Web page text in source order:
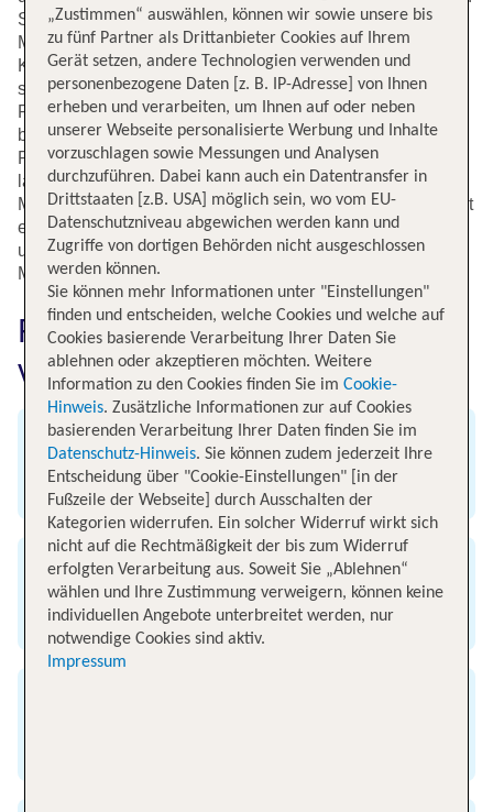
Sehenswürdigkeiten in Madrid gehört das weltberühmte
Museu del Prado, das eine der wichtigsten
Kunstsammlungen der Welt beheimatet. Die Madrilenen
sind verrückt nach Fußball und unterstützen ihren Verein
Real Madrid gerne im Estadio Bernabéu. Ein Besuch
beziehungsweise eine Führung gehören fest zum
Programm für Fußballfans. Das spanische Lebensgefühl
lässt sich gut auf einem der großen Plätze wie dem Plaza
Mayor oder dem Plaza de Cibeles erleben. Zum Glück gibt
es auf tui.com günstige Flüge von Frankfurt nach Madrid
und Du fliegst zu attraktiven Konditionen in die spanische
Metropole!
Fluginformationen für Flüge
von Frankfurt nach Madrid
Abflug
Flughafen Frankfurt am Main
Ankunft
Flughafen Madrid
„Zustimmen“ auswählen, können wir sowie unsere bis
zu fünf Partner als Drittanbieter Cookies auf Ihrem
Gerät setzen, andere Technologien verwenden und
personenbezogene Daten [z. B. IP-Adresse] von Ihnen
erheben und verarbeiten, um Ihnen auf oder neben
unserer Webseite personalisierte Werbung und Inhalte
vorzuschlagen sowie Messungen und Analysen
durchzuführen. Dabei kann auch ein Datentransfer in
Drittstaaten [z.B. USA] möglich sein, wo vom EU-
Datenschutzniveau abgewichen werden kann und
Zugriffe von dortigen Behörden nicht ausgeschlossen
werden können.
Sie können mehr Informationen unter "Einstellungen"
finden und entscheiden, welche Cookies und welche auf
Cookies basierende Verarbeitung Ihrer Daten Sie
ablehnen oder akzeptieren möchten. Weitere
Information zu den Cookies finden Sie im Cookie-
Hinweis. Zusätzliche Informationen zur auf Cookies
basierenden Verarbeitung Ihrer Daten finden Sie im
Datenschutz-Hinweis. Sie können zudem jederzeit Ihre
Entscheidung über "Cookie-Einstellungen" [in der
Fußzeile der Webseite] durch Ausschalten der
Kategorien widerrufen. Ein solcher Widerruf wirkt sich
nicht auf die Rechtmäßigkeit der bis zum Widerruf
erfolgten Verarbeitung aus. Soweit Sie „Ablehnen“
wählen und Ihre Zustimmung verweigern, können keine
individuellen Angebote unterbreitet werden, nur
notwendige Cookies sind aktiv.
Impressum